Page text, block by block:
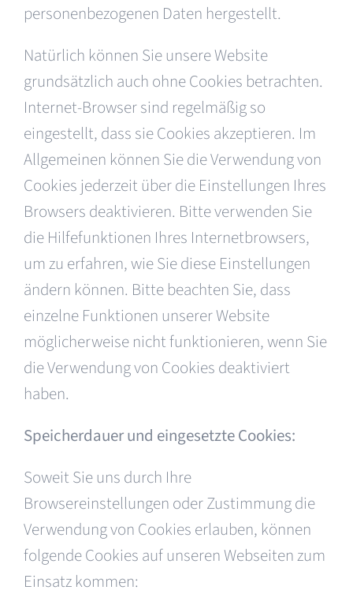
personenbezogenen Daten hergestellt.
Natürlich können Sie unsere Website
grundsätzlich auch ohne Cookies betrachten.
Internet-Browser sind regelmäßig so
eingestellt, dass sie Cookies akzeptieren. Im
Allgemeinen können Sie die Verwendung von
Cookies jederzeit über die Einstellungen Ihres
Browsers deaktivieren. Bitte verwenden Sie
die Hilfefunktionen Ihres Internetbrowsers,
um zu erfahren, wie Sie diese Einstellungen
ändern können. Bitte beachten Sie, dass
einzelne Funktionen unserer Website
möglicherweise nicht funktionieren, wenn Sie
die Verwendung von Cookies deaktiviert
haben.
Speicherdauer und eingesetzte Cookies:
Soweit Sie uns durch Ihre
Browsereinstellungen oder Zustimmung die
Verwendung von Cookies erlauben, können
folgende Cookies auf unseren Webseiten zum
Einsatz kommen: